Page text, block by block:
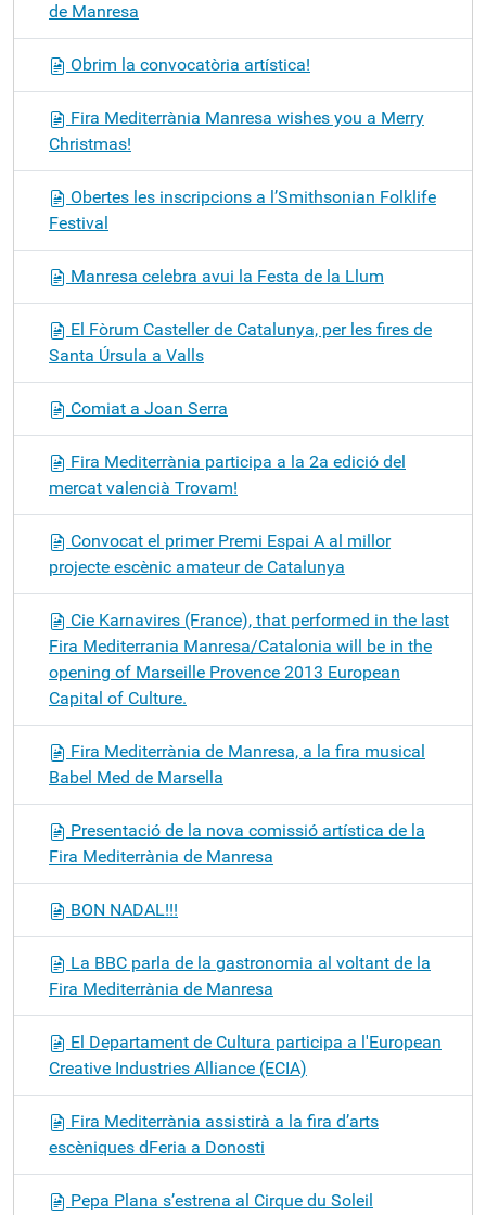
de Manresa
Obrim la convocatòria artística!
Fira Mediterrània Manresa wishes you a Merry
Christmas!
Obertes les inscripcions a l’Smithsonian Folklife
Festival
Manresa celebra avui la Festa de la Llum
El Fòrum Casteller de Catalunya, per les fires de
Santa Úrsula a Valls
Comiat a Joan Serra
Fira Mediterrània participa a la 2a edició del
mercat valencià Trovam!
Convocat el primer Premi Espai A al millor
projecte escènic amateur de Catalunya
Cie Karnavires (France), that performed in the last
Fira Mediterrania Manresa/Catalonia will be in the
opening of Marseille Provence 2013 European
Capital of Culture.
Fira Mediterrània de Manresa, a la fira musical
Babel Med de Marsella
Presentació de la nova comissió artística de la
Fira Mediterrània de Manresa
BON NADAL!!!
La BBC parla de la gastronomia al voltant de la
Fira Mediterrània de Manresa
El Departament de Cultura participa a l'European
Creative Industries Alliance (ECIA)
Fira Mediterrània assistirà a la fira d’arts
escèniques dFeria a Donosti
Pepa Plana s’estrena al Cirque du Soleil